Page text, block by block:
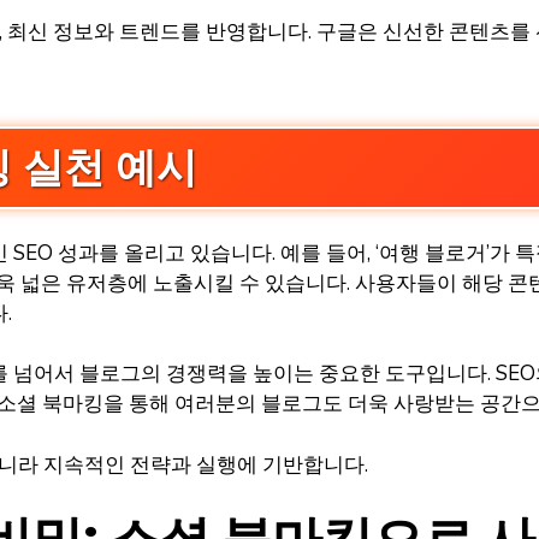
신 정보와 트렌드를 반영합니다. 구글은 신선한 콘텐츠
실천 예시
성과를 올리고 있습니다. 예를 들어, ‘여행 블로거’가
넓은 유저층에 노출시킬 수 있습니다. 사용자들이 해당
.
어서 블로그의 경쟁력을 높이는 중요한 도구입니다.
셜 북마킹을 통해 여러분의 블로그도 더욱 사랑받는 공간
라 지속적인 전략과 실행에 기반합니다.